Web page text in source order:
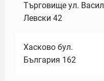
Търговище ул. Васил
Левски 42
Хасково бул.
България 162